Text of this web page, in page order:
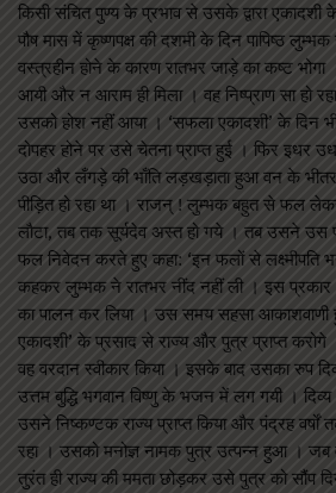
किसी संचित पुण्य के प्रभाव से उसके द्वारा एकादशी
पौष मास में कृष्णपक्ष की दशमी के दिन पापिष्ठ
वस्त्रहीन होने के कारण रातभर जाड़े का कष्ट
आयी और न आराम ही मिला । वह निष्प्राण सा हो
उसको होश नहीं आया । ‘सफला एकादशी’ के दिन
दोपहर होने पर उसे चेतना प्राप्त हुई । फिर इधर
उठा और लँगड़े की भाँति लड़खड़ाता हुआ वन के
पीड़ित हो रहा था । राजन् ! लुम्भक बहुत से फल
लौटा, तब तक सूर्यदेव अस्त हो गये । तब उसने उस
फल निवेदन करते हुए कहा: ‘इन फलों से लक्ष्मीपति
कहकर लुम्भक ने रातभर नींद नहीं ली । इस
का पालन कर लिया । उस समय सहसा आकाशवाणी
एकादशी’ के प्रसाद से राज्य और पुत्र प्राप्त
वह वरदान स्वीकार किया । इसके बाद उसका रुप
उत्तम बुद्धि भगवान विष्णु के भजन में लग गयी ।
उसने निष्कण्टक राज्य प्राप्त किया और पंद्रह
रहा । उसको मनोज्ञ नामक पुत्र उत्पन्न हुआ ।
तुरंत ही राज्य की ममता छोड़कर उसे पुत्र को सौंप